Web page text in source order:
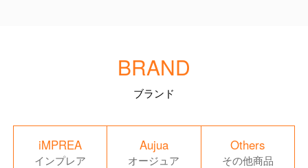
BRAND
ブランド
iMPREA
インプレア
Aujua
オージュア
Others
その他商品